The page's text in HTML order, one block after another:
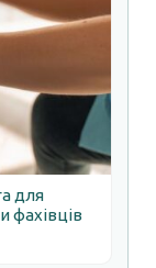
для
фахівців